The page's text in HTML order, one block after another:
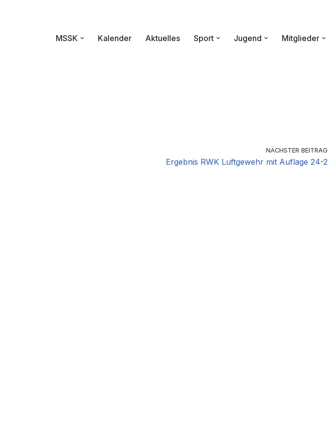
MSSK Kalender Aktuelles Sport Jugend Mitglieder
NÄCHSTER BEITRAG
Ergebnis RWK Luftgewehr mit Auflage 24-2